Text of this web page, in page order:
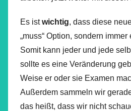
Es istwichtig, dass diese
„muss“ Option, sondern immer
Somit kann jeder und jede
sollte es eine Veränderung
Weise er oder sie Examen
Außerdem sammeln wir
das heißt, dass wir nicht